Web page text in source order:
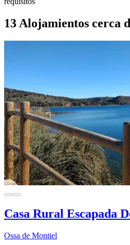
13 Alojamientos cerca
Casa Rural Escapada
Ossa de Montiel